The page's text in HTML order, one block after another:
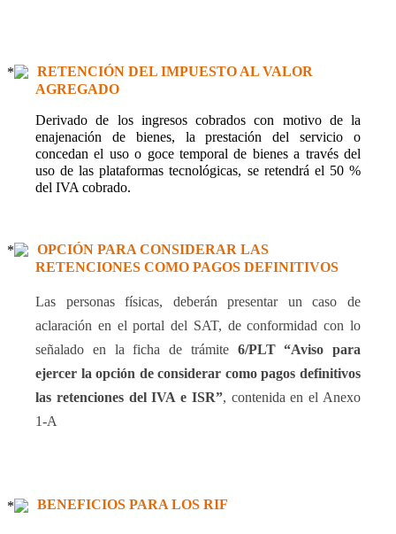
RETENCIÓN DEL IMPUESTO AL VALOR
AGREGADO
Derivado de los ingresos cobrados con motivo de la
enajenación de bienes, la prestación del servicio o
concedan el uso o goce temporal de bienes a través del
uso de las plataformas tecnológicas, se retendrá el 50 %
del IVA cobrado.
OPCIÓN PARA CONSIDERAR LAS
RETENCIONES COMO PAGOS DEFINITIVOS
Las personas físicas, deberán presentar un caso de
aclaración en el portal del SAT, de conformidad con lo
señalado en la ficha de trámite 6/PLT “Aviso para
ejercer la opción de considerar como pagos definitivos
las retenciones del IVA e ISR”, contenida en el Anexo
1-A
BENEFICIOS PARA LOS RIF